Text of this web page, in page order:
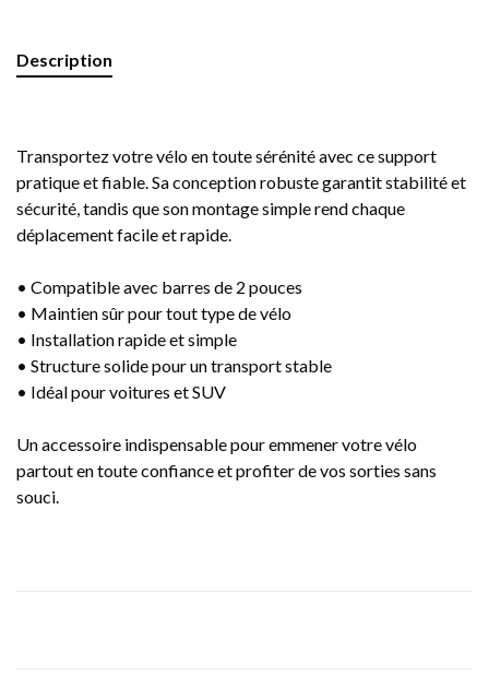
Description
Transportez votre vélo en toute sérénité avec ce support
pratique et fiable. Sa conception robuste garantit stabilité et
sécurité, tandis que son montage simple rend chaque
déplacement facile et rapide.
• Compatible avec barres de 2 pouces
• Maintien sûr pour tout type de vélo
• Installation rapide et simple
• Structure solide pour un transport stable
• Idéal pour voitures et SUV
Un accessoire indispensable pour emmener votre vélo
partout en toute confiance et profiter de vos sorties sans
souci.